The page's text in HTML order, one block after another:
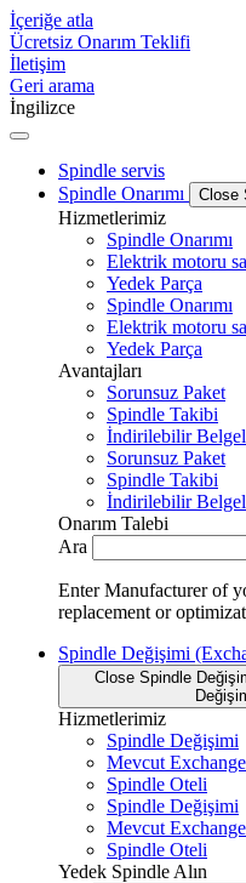
İçeriğe atla
Ücretsiz Onarım Teklifi
İletişim
Geri arama
İngilizce
Spindle servis
Spindle Onarımı
Close
Hizmetlerimiz
Spindle Onarımı
Elektrik motoru
Yedek Parça
Spindle Onarımı
Elektrik motoru
Yedek Parça
Avantajları
Sorunsuz Paket
Spindle Takibi
İndirilebilir
Sorunsuz Paket
Spindle Takibi
İndirilebilir
Onarım Talebi
Ara
Enter Manufacturer of
replacement or
Spindle Değişimi
Close Spindle
Hizmetlerimiz
Spindle Değişimi
Mevcut
Spindle Oteli
Spindle Değişimi
Mevcut
Spindle Oteli
Yedek Spindle Alın